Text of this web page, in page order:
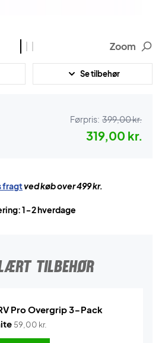
Zoom
Se tilbehør
Førpris: 399,00 kr.
319,00 kr.
fragtved køb over 499 kr.
1-2 hverdage
TILBEHØR
Pro Overgrip 3-Pack
59,00 kr.